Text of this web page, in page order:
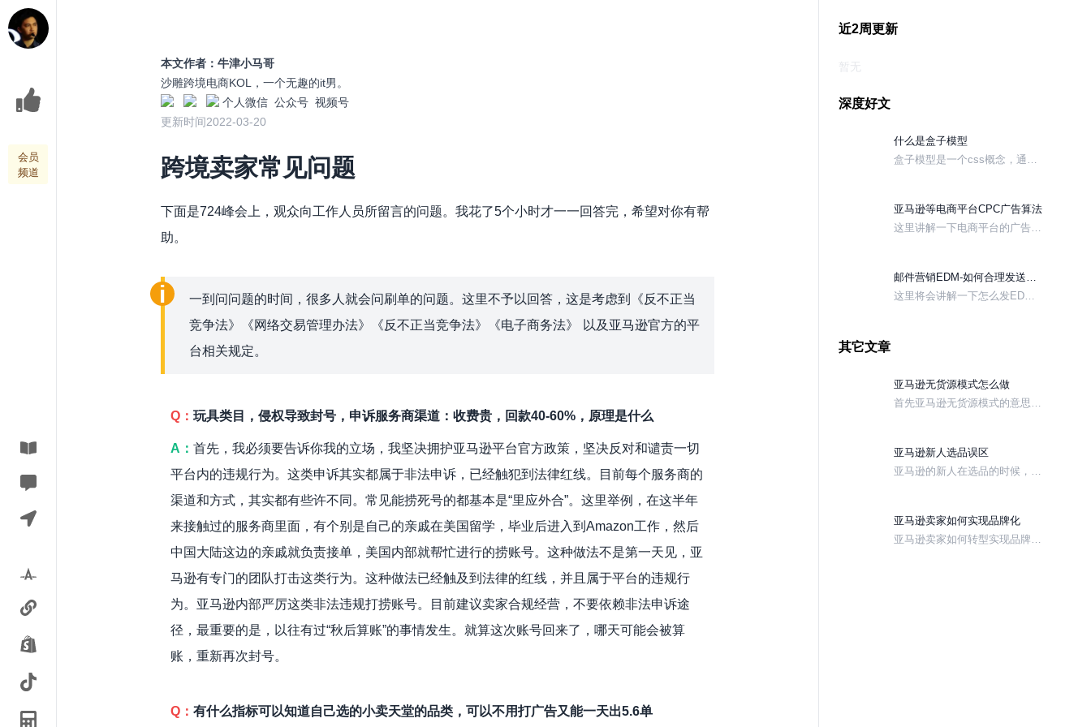
会员
频道
本文作者： 牛津小马哥
沙雕跨境电商KOL，一个无趣的it男。
个人微信 公众号 视频号
更新时间2022-03-20
跨境卖家常见问题
下面是724峰会上，观众向工作人员所留言的问题。我花了5个小时才一一回答完，希望对你有帮
助。
一到问问题的时间，很多人就会问刷单的问题。这里不予以回答，这是考虑到《反不正当
竞争法》《网络交易管理办法》《反不正当竞争法》《电子商务法》 以及亚马逊官方的平
台相关规定。
Q： 玩具类目，侵权导致封号，申诉服务商渠道：收费贵，回款40-60%，原理是什么
A： 首先，我必须要告诉你我的立场，我坚决拥护亚马逊平台官方政策，坚决反对和谴责一切
平台内的违规行为。这类申诉其实都属于非法申诉，已经触犯到法律红线。目前每个服务商的
渠道和方式，其实都有些许不同。常见能捞死号的都基本是“里应外合”。这里举例，在这半年
来接触过的服务商里面，有个别是自己的亲戚在美国留学，毕业后进入到Amazon工作，然后
中国大陆这边的亲戚就负责接单，美国内部就帮忙进行的捞账号。这种做法不是第一天见，亚
马逊有专门的团队打击这类行为。这种做法已经触及到法律的红线，并且属于平台的违规行
为。亚马逊内部严厉这类非法违规打捞账号。目前建议卖家合规经营，不要依赖非法申诉途
径，最重要的是，以往有过“秋后算账”的事情发生。就算这次账号回来了，哪天可能会被算
账，重新再次封号。
Q： 有什么指标可以知道自己选的小卖天堂的品类，可以不用打广告又能一天出5.6单
近2周更新
暂无
深度好文
什么是盒子模型
盒子模型是一个css概念，通俗
容可以是文字，这个内容当然也
可以是图片。
亚马逊等电商平台CPC广告算法
这里讲解一下电商平台的广告算
是想通的。而我个人认为最值得
去阅读的是阿里技术团队19年写
的cpc优化算法论文。
邮件营销EDM-如何合理发送营
销邮件
这里将会讲解一下怎么发EDM
目前国内大陆大多数人会教你怎
么样使用mailchimp这类工具，
箱。但是，如果你无法发送出
去，又或者，发送出去都进入到
其它文章
亚马逊无货源模式怎么做
首先亚马逊无货源模式的意思，
都是从国内一件代发完成。无货
源模式，由于是从国内发货，按
照官方的说法就是fulfillment by
大规模的搬运国内1688网站或者
一件代发海外仓的产品，然后通
亚马逊新人选品误区
亚马逊的新人在选品的时候，会
么。
亚马逊卖家如何实现品牌化
亚马逊卖家如何转型实现品牌